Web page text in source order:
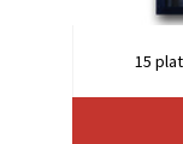
15